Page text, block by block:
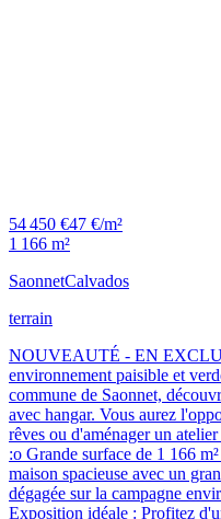
54 450 €47 €/m²
1 166 m²
SaonnetCalvados
terrain
NOUVEAUTÉ - EN
environnement paisible et
commune de Saonnet,
avec hangar. Vous aurez
rêves ou d'aménager un
:o Grande surface de 1 166
maison spacieuse avec un
dégagée sur la campagne
Exposition idéale : Profitez